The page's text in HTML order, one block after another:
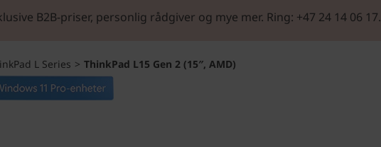
B2B-priser, personlig rådgiver og mye mer. Ring: +47 24 14 06 17.
L Series > ThinkPad L15 Gen 2 (15″, AMD)